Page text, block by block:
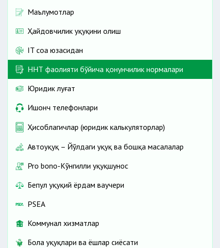
Маълумотлар
Ҳайдовчилик ҳуқуқини олиш
IT соҳа юзасидан
ННТ фаолияти бўйича қонунчилик нормалари
Юридик луғат
Ишонч телефонлари
Ҳисоблагичлар (юридик калькуляторлар)
Автоҳуқуқ – Йўлдаги ҳуқуқ ва бошқа масалалар
Pro bono-Кўнгилли ҳуқуқшунос
Бепул ҳуқуқий ёрдам ваучери
PSEA
Коммунал хизматлар
Бола ҳуқуқлари ва ёшлар сиёсати